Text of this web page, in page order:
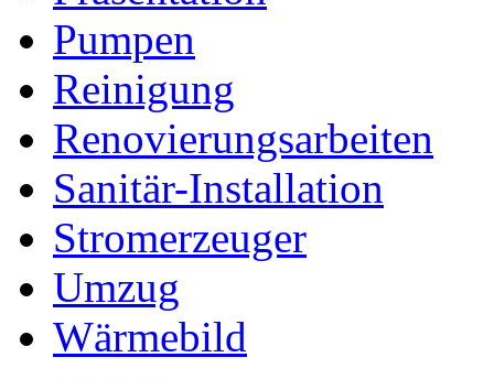
Pumpen
Reinigung
Renovierungsarbeiten
Sanitär-Installation
Stromerzeuger
Umzug
Wärmebild